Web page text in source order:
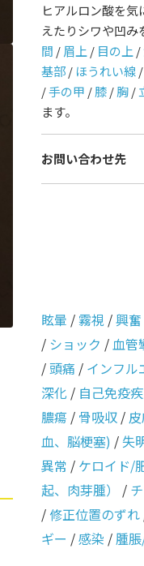
ヒアルロン酸を
えたりシワや凹み
間 /眉上 / 目の上 /
基部/ ほうれい線/
/手の甲 /膝/胸/
ます。
お問い合わせ先
眩暈 /霧視 /興奮
/ ショック /血管
/頭痛 / インフル
深化 / 自己免疫
膿瘍 / 骨吸収 /
血、脳梗塞) /失
異常 / ケロイド/
起、肉芽腫）
/
/修正位置のずれ
ギー /感染 /腫